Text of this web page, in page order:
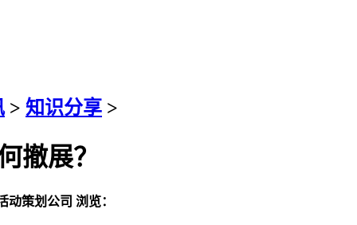
> 知识分享 >
撤展？
动策划公司 浏览：